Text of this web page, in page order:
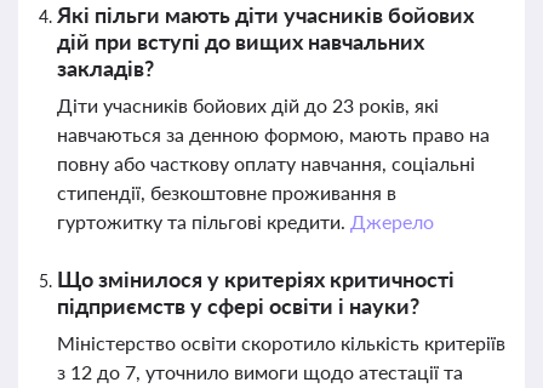
Які пільги мають діти учасників бойових
дій при вступі до вищих навчальних
закладів?
Діти учасників бойових дій до 23 років, які
навчаються за денною формою, мають право на
повну або часткову оплату навчання, соціальні
стипендії, безкоштовне проживання в
гуртожитку та пільгові кредити. Джерело
Що змінилося у критеріях критичності
підприємств у сфері освіти і науки?
Міністерство освіти скоротило кількість критеріїв
з 12 до 7, уточнило вимоги щодо атестації та